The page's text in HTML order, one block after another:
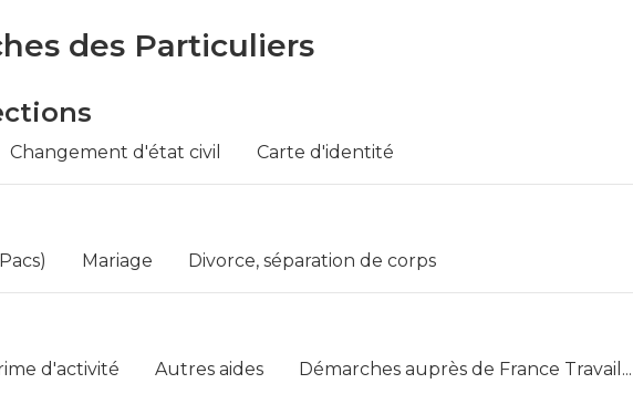
des Particuliers
Changement d'état civil Carte d'identité
Mariage Divorce, séparation de corps
d'activité Autres aides Démarches auprès de France Travail...